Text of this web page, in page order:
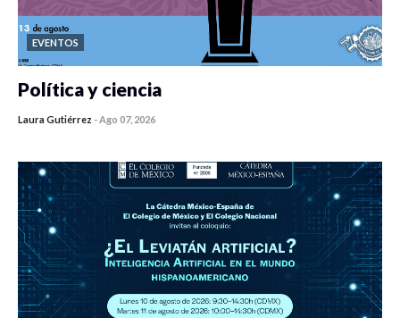
EVENTOS
Política y ciencia
Laura Gutiérrez -Ago 07, 2026